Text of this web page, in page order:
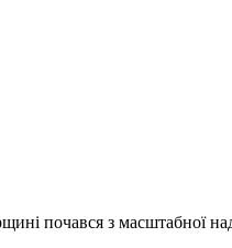
почався з масштабної